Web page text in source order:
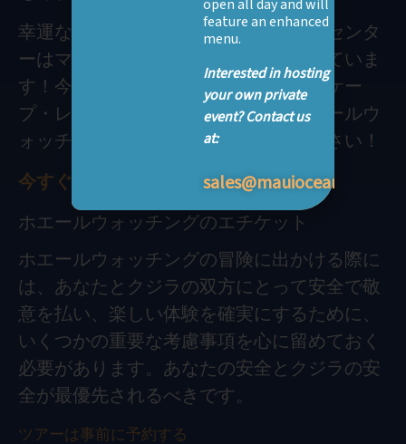
幸運なことに、マウイ・オーシャン・センタ
ーはマーラエア港のすぐそばに位置していま
す！今すぐチケットを予約して、シーケー
プ・レストランからの素晴らしいホエールウ
ォッチング展望ポイントをご利用ください！
今すぐ予約
ホエールウォッチングのエチケット
ホエールウォッチングの冒険に出かける際に
は、あなたとクジラの双方にとって安全で敬
意を払い、楽しい体験を確実にするために、
いくつかの重要な考慮事項を心に留めておく
必要があります。あなたの安全とクジラの安
全が最優先されるべきです。
ツアーは事前に予約する
open all day and will
feature an enhanced
menu.
Interested in hosting
your own private
event? Contact us
at: